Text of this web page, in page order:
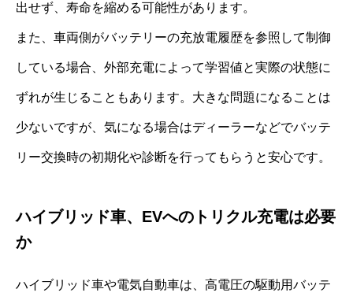
出せず、寿命を縮める可能性があります。
また、車両側がバッテリーの充放電履歴を参照して制御
している場合、外部充電によって学習値と実際の状態に
ずれが生じることもあります。大きな問題になることは
少ないですが、気になる場合はディーラーなどでバッテ
リー交換時の初期化や診断を行ってもらうと安心です。
ハイブリッド車、EVへのトリクル充電は必要
か
ハイブリッド車や電気自動車は、高電圧の駆動用バッテ